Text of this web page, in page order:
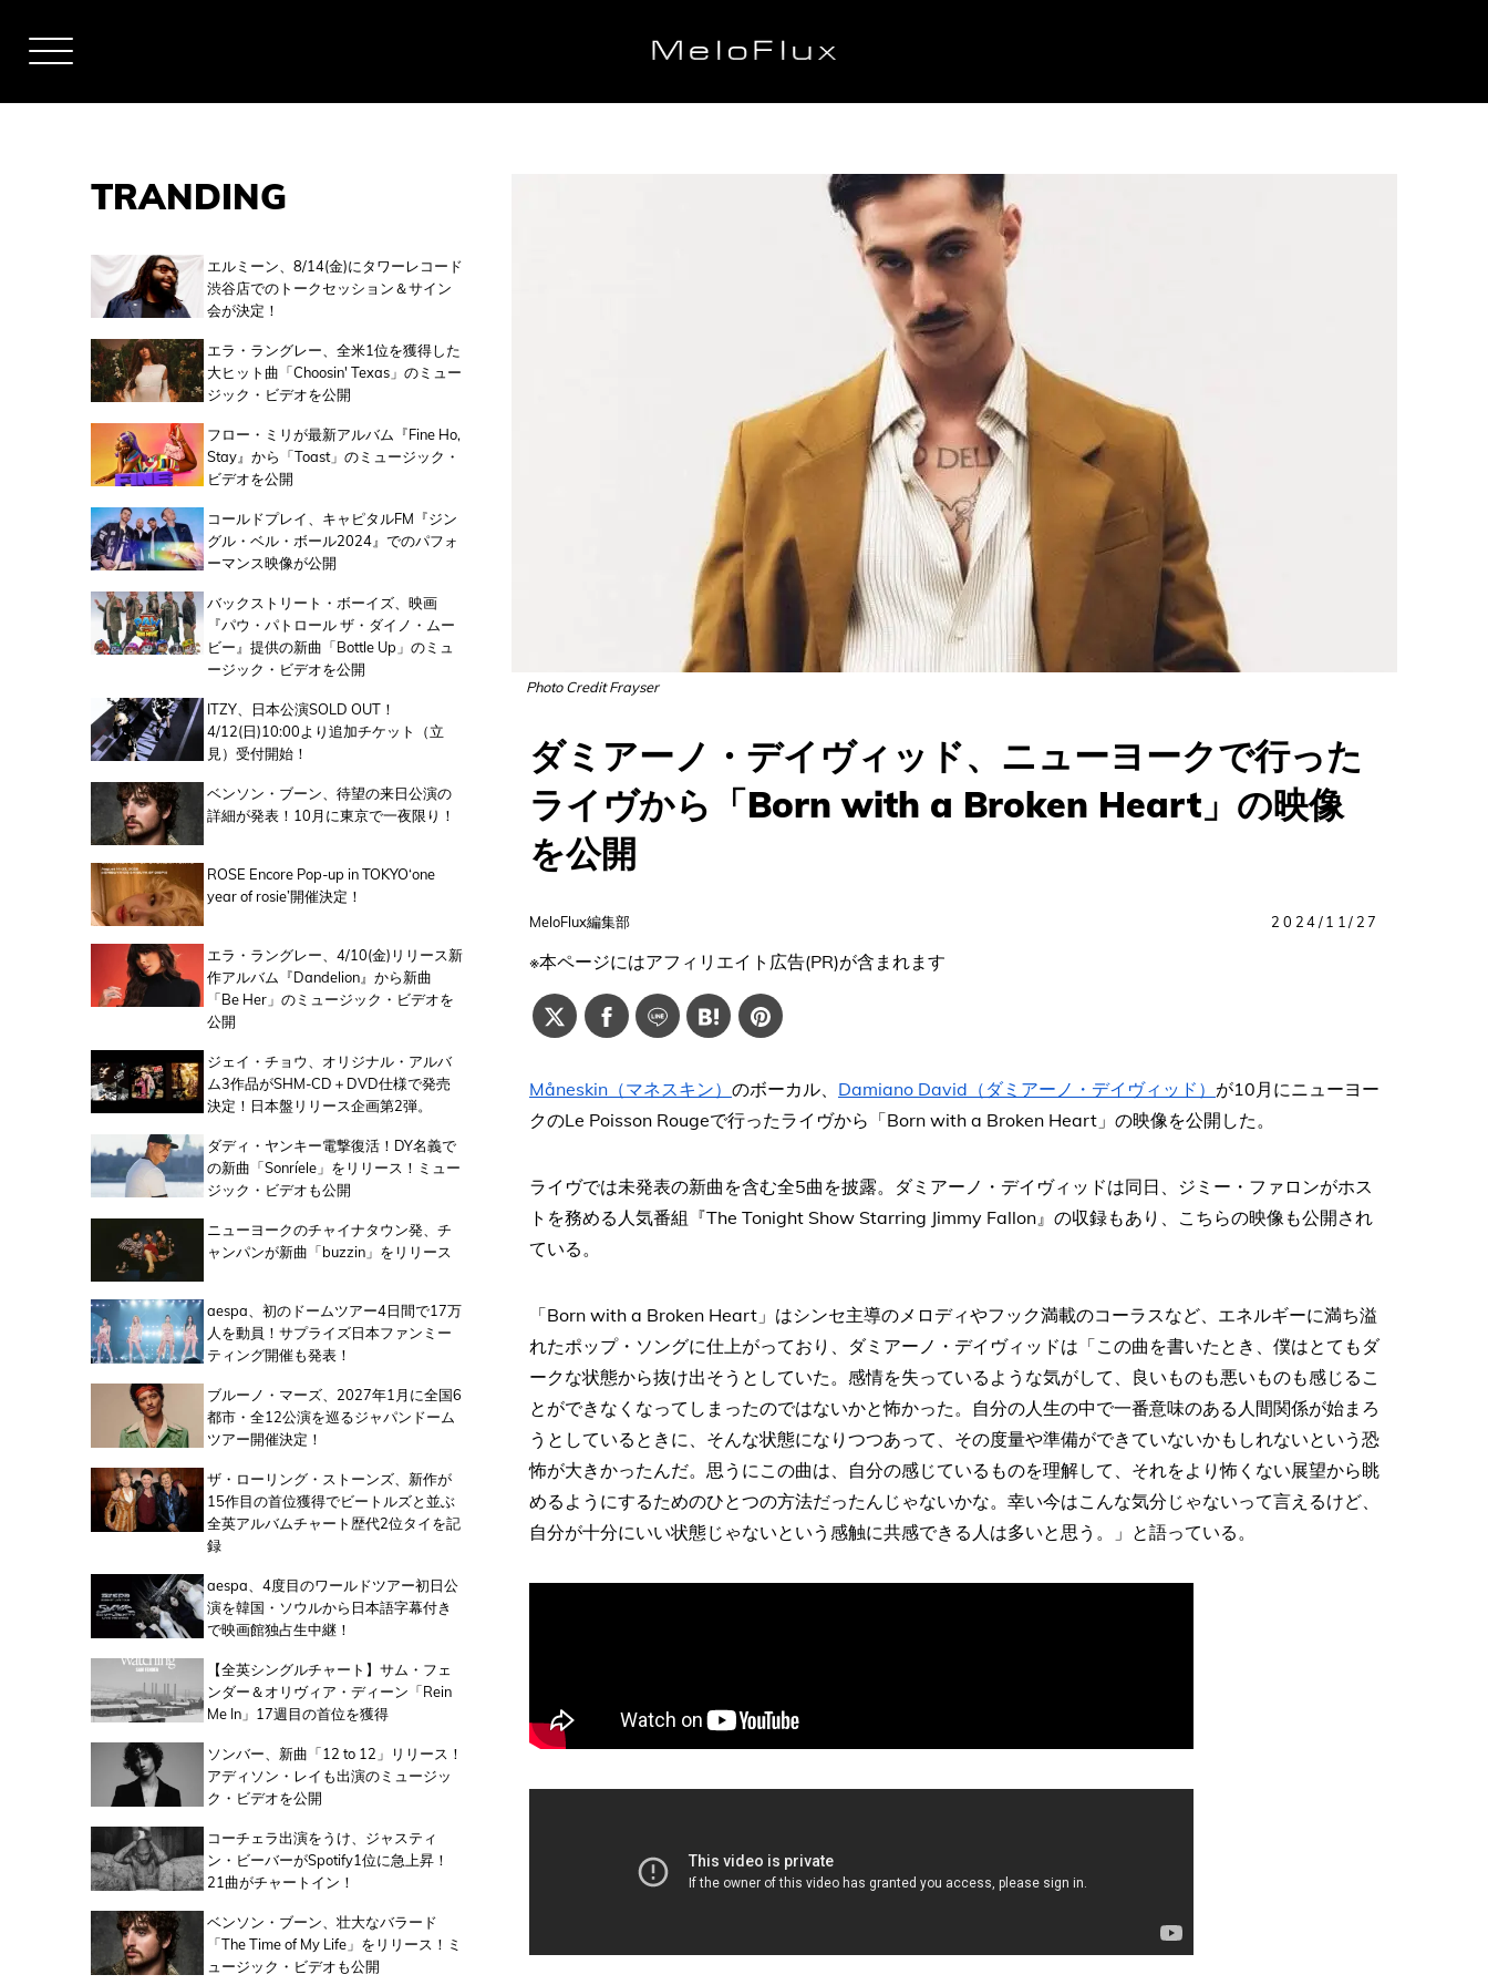
Photo Credit Frayser
ダミアーノ・デイヴィッド、ニューヨークで行った
ライヴから「Born with a Broken Heart」の映像
を公開
MeloFlux編集部 2024/11/27
※本ページにはアフィリエイト広告(PR)が含まれます
Måneskin（マネスキン） のボーカル、 Damiano David（ダミアーノ・デイヴィッド） が10月にニューヨー
クのLe Poisson Rougeで行ったライヴから「Born with a Broken Heart」の映像を公開した。
ライヴでは未発表の新曲を含む全5曲を披露。ダミアーノ・デイヴィッドは同日、ジミー・ファロンがホス
トを務める人気番組『The Tonight Show Starring Jimmy Fallon』の収録もあり、こちらの映像も公開され
ている。
「Born with a Broken Heart」はシンセ主導のメロディやフック満載のコーラスなど、エネルギーに満ち溢
れたポップ・ソングに仕上がっており、ダミアーノ・デイヴィッドは「この曲を書いたとき、僕はとてもダ
ークな状態から抜け出そうとしていた。感情を失っているような気がして、良いものも悪いものも感じるこ
とができなくなってしまったのではないかと怖かった。自分の人生の中で一番意味のある人間関係が始まろ
うとしているときに、そんな状態になりつつあって、その度量や準備ができていないかもしれないという恐
怖が大きかったんだ。思うにこの曲は、自分の感じているものを理解して、それをより怖くない展望から眺
めるようにするためのひとつの方法だったんじゃないかな。幸い今はこんな気分じゃないって言えるけど、
自分が十分にいい状態じゃないという感触に共感できる人は多いと思う。」と語っている。
TRANDING
エルミーン、8/14(金)にタワーレコード
渋谷店でのトークセッション＆サイン
会が決定！
エラ・ラングレー、全米1位を獲得した
大ヒット曲「Choosin' Texas」のミュー
ジック・ビデオを公開
フロー・ミリが最新アルバム『Fine Ho,
Stay』から「Toast」のミュージック・
ビデオを公開
コールドプレイ、キャピタルFM『ジン
グル・ベル・ボール2024』でのパフォ
ーマンス映像が公開
バックストリート・ボーイズ、映画
『パウ・パトロール ザ・ダイノ・ムー
ビー』提供の新曲「Bottle Up」のミュ
ージック・ビデオを公開
ITZY、日本公演SOLD OUT！
4/12(日)10:00より追加チケット（立
見）受付開始！
ベンソン・ブーン、待望の来日公演の
詳細が発表！10月に東京で一夜限り！
ROSE Encore Pop-up in TOKYO‘one
year of rosie’開催決定！
エラ・ラングレー、4/10(金)リリース新
作アルバム『Dandelion』から新曲
「Be Her」のミュージック・ビデオを
公開
ジェイ・チョウ、オリジナル・アルバ
ム3作品がSHM-CD＋DVD仕様で発売
決定！日本盤リリース企画第2弾。
ダディ・ヤンキー電撃復活！DY名義で
の新曲「Sonríele」をリリース！ミュー
ジック・ビデオも公開
ニューヨークのチャイナタウン発、チ
ャンパンが新曲「buzzin」をリリース
aespa、初のドームツアー4日間で17万
人を動員！サプライズ日本ファンミー
ティング開催も発表！
ブルーノ・マーズ、2027年1月に全国6
都市・全12公演を巡るジャパンドーム
ツアー開催決定！
ザ・ローリング・ストーンズ、新作が
15作目の首位獲得でビートルズと並ぶ
全英アルバムチャート歴代2位タイを記
録
aespa、4度目のワールドツアー初日公
演を韓国・ソウルから日本語字幕付き
で映画館独占生中継！
【全英シングルチャート】サム・フェ
ンダー＆オリヴィア・ディーン「Rein
Me In」17週目の首位を獲得
ソンバー、新曲「12 to 12」リリース！
アディソン・レイも出演のミュージッ
ク・ビデオを公開
コーチェラ出演をうけ、ジャスティ
ン・ビーバーがSpotify1位に急上昇！
21曲がチャートイン！
ベンソン・ブーン、壮大なバラード
「The Time of My Life」をリリース！ミ
ュージック・ビデオも公開